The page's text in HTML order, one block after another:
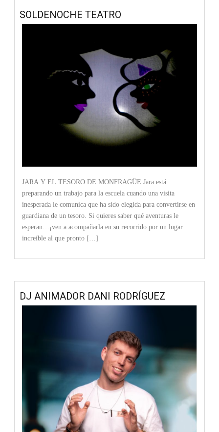
SOLDENOCHE TEATRO
JARA Y EL TESORO DE MONFRAGÜE Jara está
preparando un trabajo para la escuela cuando una visita
inesperada le comunica que ha sido elegida para convertirse en
guardiana de un tesoro. Si quieres saber qué aventuras le
esperan…¡ven a acompañarla en su recorrido por un lugar
increíble al que pronto […]
DJ ANIMADOR DANI RODRÍGUEZ